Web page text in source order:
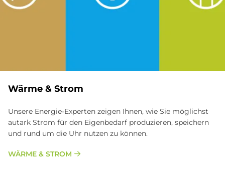
Wärme & Strom
Unsere Energie-Experten zeigen Ihnen, wie Sie möglichst
autark Strom für den Eigenbedarf produzieren, speichern
und rund um die Uhr nutzen zu können.
WÄRME & STROM